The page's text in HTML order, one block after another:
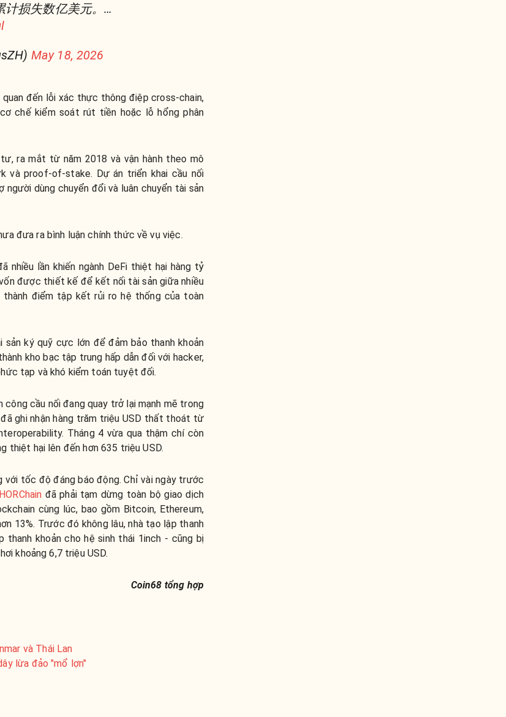
计损失数亿美元。…
May 18, 2026
quan đến lỗi xác thực thông điệp cross-chain,
chế kiểm soát rút tiền hoặc lỗ hổng phân
ra mắt từ năm 2018 và vận hành theo mô
và proof-of-stake. Dự án triển khai cầu nối
dùng chuyển đổi và luân chuyển tài sản
đưa ra bình luận chính thức về vụ việc.
nhiều lần khiến ngành DeFi thiệt hại hàng tỷ
được thiết kế để kết nối tài sản giữa nhiều
điểm tập kết rủi ro hệ thống của toàn
ký quỹ cực lớn để đảm bảo thanh khoản
kho bạc tập trung hấp dẫn đối với hacker,
tạp và khó kiểm toán tuyệt đối.
công cầu nối đang quay trở lại mạnh mẽ trong
ghi nhận hàng trăm triệu USD thất thoát từ
Tháng 4 vừa qua thậm chí còn
thiệt hại lên đến hơn 635 triệu USD.
tốc độ đáng báo động. Chỉ vài ngày trước
đã phải tạm dừng toàn bộ giao dịch
cùng lúc, bao gồm Bitcoin, Ethereum,
13%. Trước đó không lâu, nhà tạo lập thanh
thanh khoản cho hệ sinh thái 1inch - cũng bị
khoảng 6,7 triệu USD.
Coin68 tổng hợp
và Thái Lan
lừa đảo "mổ lợn"